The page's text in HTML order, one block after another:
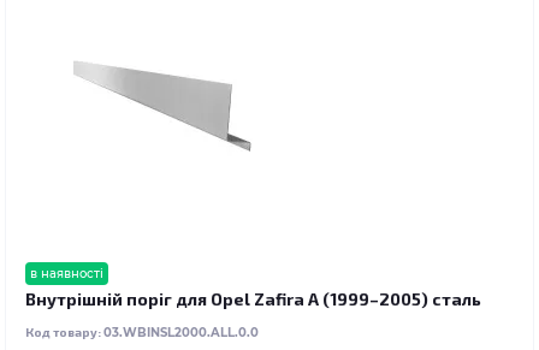
в наявності
Внутрішній поріг для Opel Zafira A (1999–2005) сталь
Код товару:03.WBINSL2000.ALL.0.0